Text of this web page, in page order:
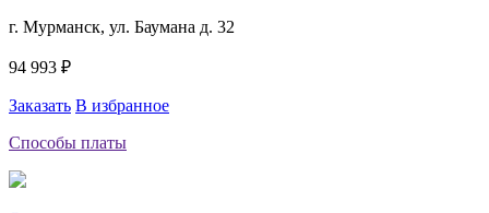
г. Мурманск, ул. Баумана д. 32
94 993 ₽
Заказать В избранное
Способы платы